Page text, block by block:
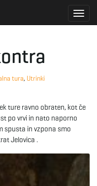
g
tura, Utrinki
ture ravno obraten, kot če
po vrvi in nato naporno
spusta in vzpona smo
Jelovica .